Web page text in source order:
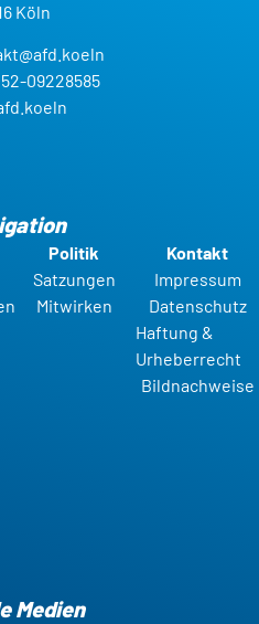
Köln
09228585
Politik
Satzungen
Mitwirken
Kontakt
Impressum
Datenschutz
Haftung &
Urheberrecht
Bildnachweise
Medien